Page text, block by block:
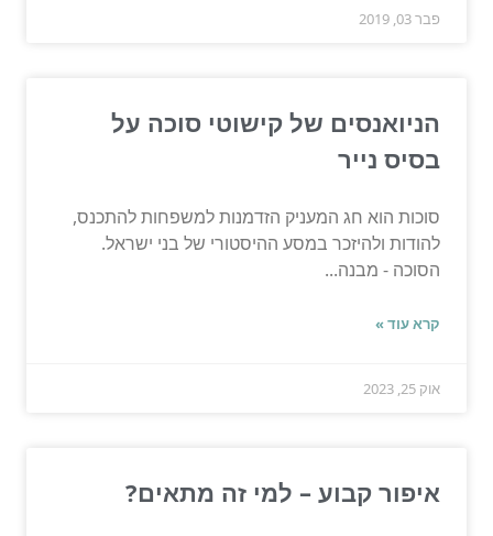
פבר 03, 2019
הניואנסים של קישוטי סוכה על
בסיס נייר
סוכות הוא חג המעניק הזדמנות למשפחות להתכנס,
להודות ולהיזכר במסע ההיסטורי של בני ישראל.
הסוכה - מבנה...
קרא עוד »
אוק 25, 2023
איפור קבוע – למי זה מתאים?